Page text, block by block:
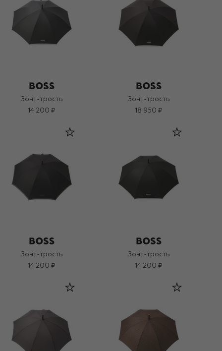
Зонт-трость
14 200 ₽
Зонт-трость
18 950 ₽
Зонт-трость
14 200 ₽
Зонт-трость
14 200 ₽